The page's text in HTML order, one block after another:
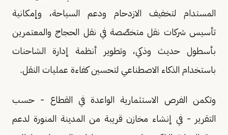
المستدام لتخفيف الازدحام ودعم السياحة، وإمكانية
تأسيس شركات نقل متخصّصة في نقل الحجاج والمعتمرين
بأسطول حديث وذكي، وتطوير أنظمة إدارة الشاحنات
باستخدام الذكاء الاصطناعي لتحسين كفاءة عمليات النقل.
وتكمن الفرص الاستثمارية الواعدة في القطاع - حسب
التقرير - في إنشاء مخازن قريبة من المدينة المنورة لدعم